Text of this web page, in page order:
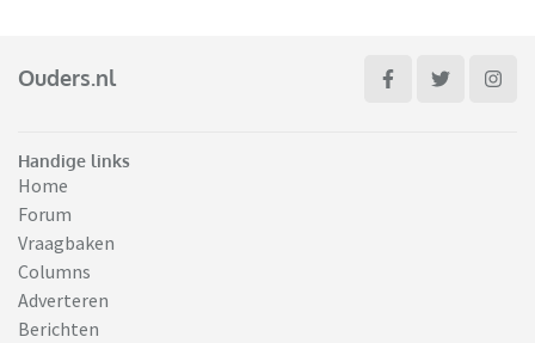
Ouders.nl
Handige links
Home
Forum
Vraagbaken
Columns
Adverteren
Berichten